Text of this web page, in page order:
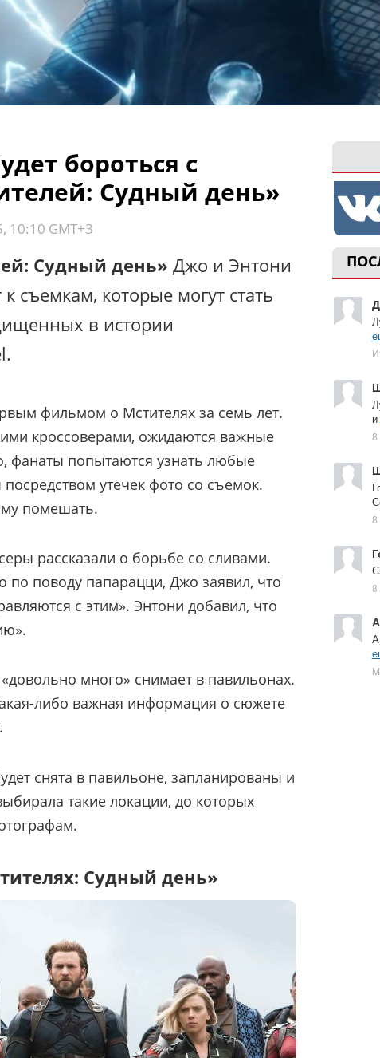
и
бороться с
Судный день»
10:10 GMT+3
Судный день» Джо и Энтони
к съемкам, которые могут стать
в истории
фильмом о Мстителях за семь лет.
кроссоверами, ожидаются важные
фанаты попытаются узнать любые
утечек фото со съемок.
помешать.
рассказали о борьбе со сливами.
по поводу папарацци, Джо заявил, что
с этим». Энтони добавил, что
много» снимает в павильонах.
либо важная информация о сюжете
снята в павильоне, запланированы и
такие локации, до которых
Судный день»